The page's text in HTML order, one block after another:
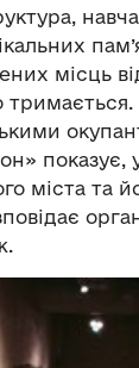
місць
тримається.
показує,
міста та